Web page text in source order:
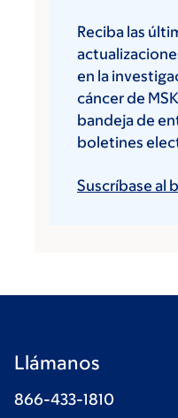
Reciba las
en la
cáncer de
bandeja de
boletines
Suscríbase al
Llámanos
866-433-1810